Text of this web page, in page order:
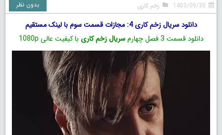
1403/09/30 زخم کاری بدون نظر
دانلود سریال زخم کاری 4: مجازات قسمت سوم با لینک مستقیم
دانلود قسمت 3 فصل چهارم
سریال زخم کاری با کیفیت عالی 1080p